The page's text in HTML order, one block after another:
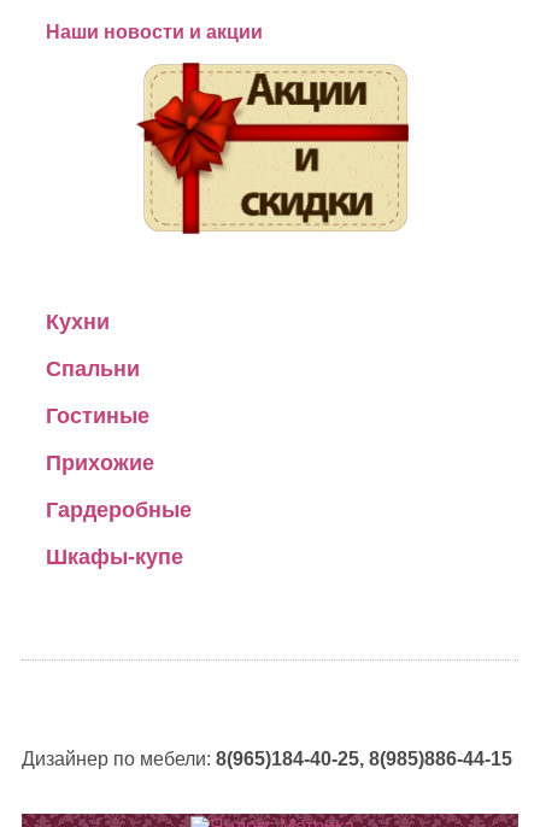
Наши новости и акции
Кухни
Спальни
Гостиные
Прихожие
Гардеробные
Шкафы-купе
Дизайнер по мебели: 8(965)184-40-25, 8(985)886-44-15